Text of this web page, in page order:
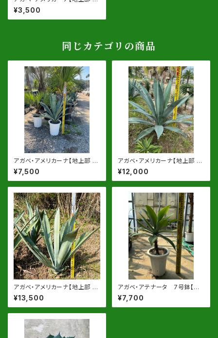
40-50cm】8号鉢ｏｒ根巻物
¥3,500
同じカテゴリの商品
アガベ・アメリカーナ【地上部 約
60-70cm】10号鉢ｏｒ根巻物
¥7,500
アガベ・アメリカーナ【地上部 約
80-90cm】13号鉢or根巻物
¥12,000
アガベ・アメリカーナ【地上部 約
100cm】 根巻発送
¥13,500
アガベ・アテナータ 7号鉢【同
等品】
¥7,700